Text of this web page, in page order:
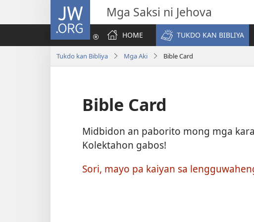
JW.ORG Mga Saksi ni Jehova
HOME
TUKDO KAN BIBLIYA
Tukdo kan Bibliya Mga Aki Bible Card
Bible Card
Midbidon an paborito mong mga
Kolektahon gabos!
Sori, mayo pa kaiyan sa